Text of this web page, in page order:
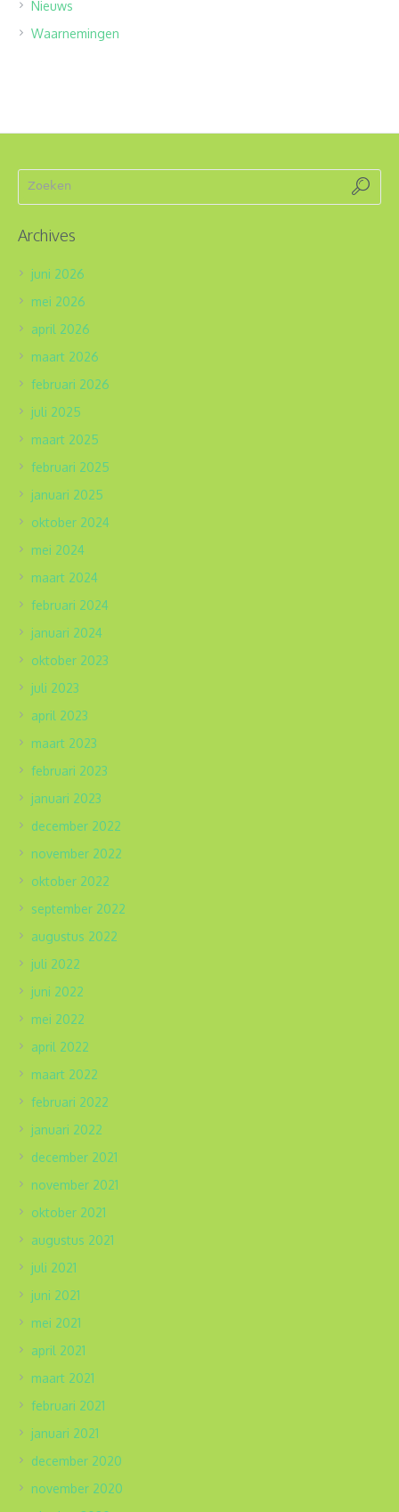
Nieuws
Waarnemingen
Archives
juni 2026
mei 2026
april 2026
maart 2026
februari 2026
juli 2025
maart 2025
februari 2025
januari 2025
oktober 2024
mei 2024
maart 2024
februari 2024
januari 2024
oktober 2023
juli 2023
april 2023
maart 2023
februari 2023
januari 2023
december 2022
november 2022
oktober 2022
september 2022
augustus 2022
juli 2022
juni 2022
mei 2022
april 2022
maart 2022
februari 2022
januari 2022
december 2021
november 2021
oktober 2021
augustus 2021
juli 2021
juni 2021
mei 2021
april 2021
maart 2021
februari 2021
januari 2021
december 2020
november 2020